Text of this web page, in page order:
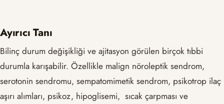
Ayırıcı Tanı
Bilinç durum değişikliği ve ajitasyon görülen birçok tıbbi
durumla karışabilir. Özellikle malign nöroleptik sendrom,
serotonin sendromu, sempatomimetik sendrom, psikotrop ilaç
aşırı alımları, psikoz, hipoglisemi, sıcak çarpması ve